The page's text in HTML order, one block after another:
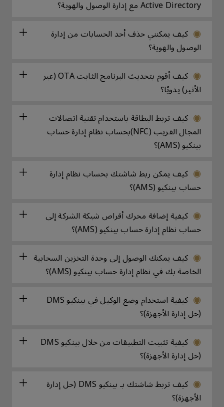
Active Directory مع إدارة الوصول والهوية؟
كيف يمكنني حذف أحد الحسابات من إدارة
الوصول والهوية؟
كيف أقوم بتحديث البرنامج الثابت OTA (عبر
الأثير) يدويًا؟
كيف تربط البطاقة باستخدام تقنية اتصالات
المجال القريب (NFC)بحساب نظام إدارة حساب
بينكيو (AMS)؟
كيف يمكن ربط شاشتك بحساب نظام إدارة
حساب بينكيو (AMS)؟
كيفية إضافة محرك أقراص شبكة الشركة إلى
حساب نظام إدارة حساب بينكيو (AMS)؟
كيف يمكنك الوصول إلى وحدة التخزين السحابية
الخاصة بك في نظام إدارة حساب بينكيو (AMS)؟
كيفية استخدام وضع الوكيل في بينكيو DMS
(حل إدارة الأجهزة)؟
كيفية تثبيت التطبيقات من خلال بينكيو DMS
(حل إدارة الأجهزة)؟
كيف تربط شاشتك بـ بينكيو DMS (حل إدارة
الأجهزة)؟